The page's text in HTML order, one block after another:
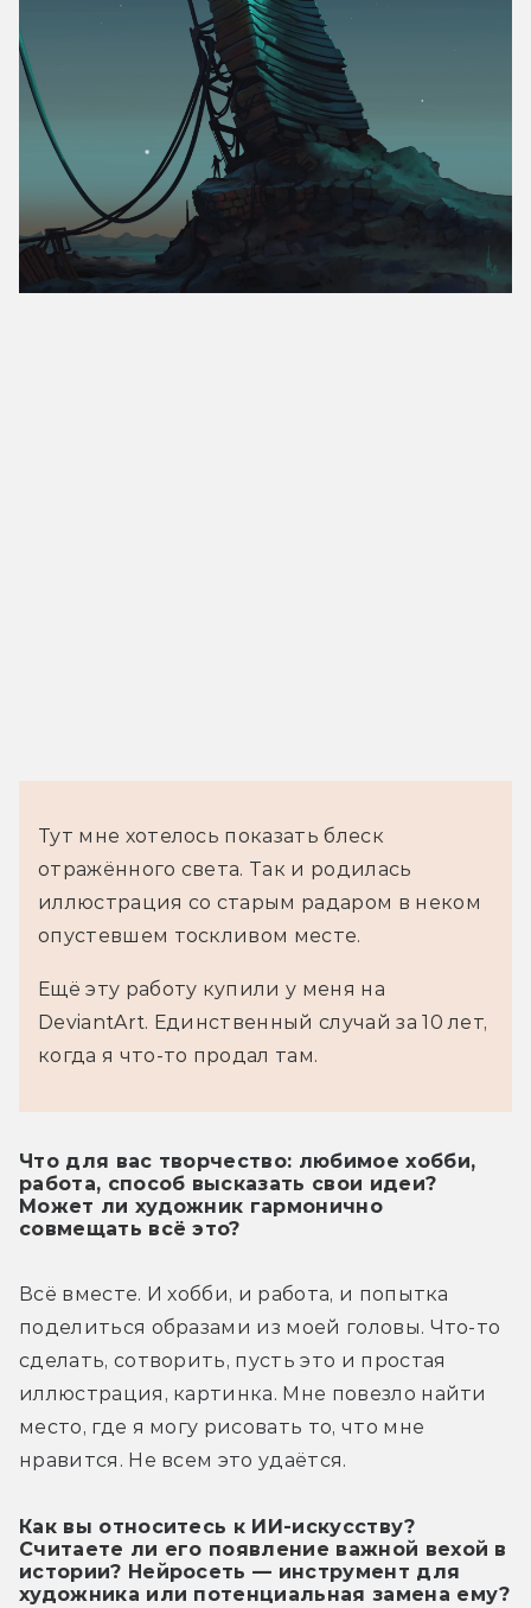
Тут мне хотелось показать блеск
отражённого света. Так и родилась
иллюстрация со старым радаром в неком
опустевшем тоскливом месте.
Ещё эту работу купили у меня на
DeviantArt. Единственный случай за 10 лет,
когда я что-то продал там.
Что для вас творчество: любимое хобби,
работа, способ высказать свои идеи?
Может ли художник гармонично
совмещать всё это?
Всё вместе. И хобби, и работа, и попытка
поделиться образами из моей головы. Что-то
сделать, сотворить, пусть это и простая
иллюстрация, картинка. Мне повезло найти
место, где я могу рисовать то, что мне
нравится. Не всем это удаётся.
Как вы относитесь к ИИ-искусству?
Считаете ли его появление важной вехой в
истории? Нейросеть — инструмент для
художника или потенциальная замена ему?